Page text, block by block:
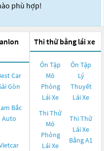
phù hợp!
Car
Gòn
Bắc
Auto
Thi thử bằng lái xe
Ôn Tập
Mô
Phỏng
Lái Xe
Ôn Tập
Lý
Thuyết
Lái Xe
Thi Thử
Mô
Phỏng
Lái Xe
Thi Thử
Lái Xe
Bằng A1